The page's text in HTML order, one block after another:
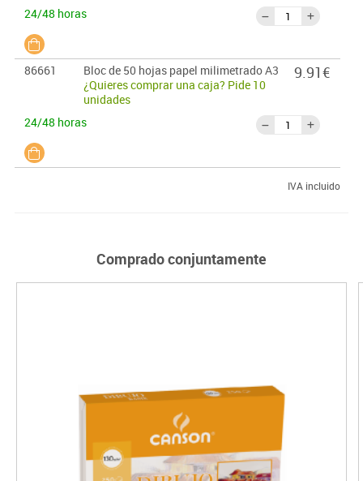
24/48 horas
86661
Bloc de 50 hojas papel milimetrado A3
¿Quieres comprar una caja? Pide 10
unidades
24/48 horas
9.91€
IVA incluido
Comprado conjuntamente